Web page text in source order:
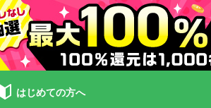
はじめての方へ